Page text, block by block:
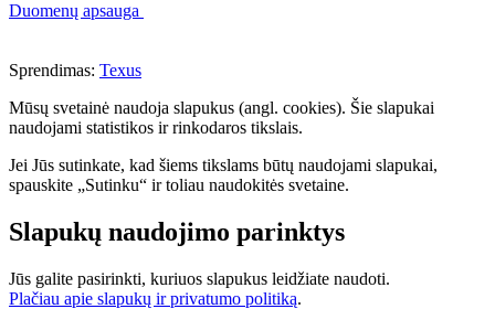
Duomenų apsauga
Sprendimas: Texus
Mūsų svetainė naudoja slapukus (angl. cookies). Šie slapukai
naudojami statistikos ir rinkodaros tikslais.
Jei Jūs sutinkate, kad šiems tikslams būtų naudojami slapukai,
spauskite „Sutinku“ ir toliau naudokitės svetaine.
Slapukų naudojimo parinktys
Jūs galite pasirinkti, kuriuos slapukus leidžiate naudoti.
Plačiau apie slapukų ir privatumo politiką.